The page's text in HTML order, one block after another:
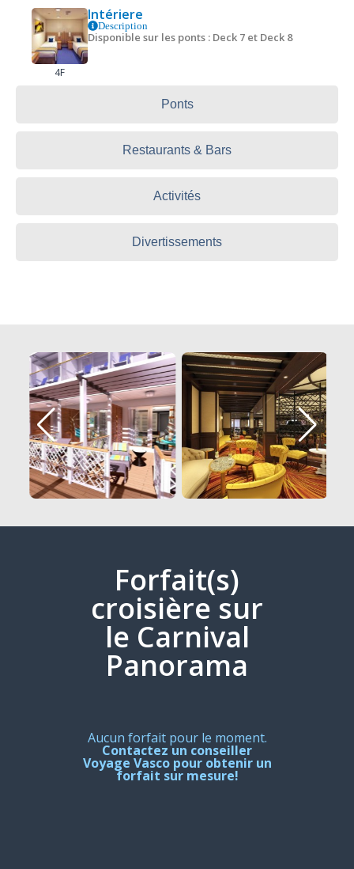
Ponts
Restaurants & Bars
Activités
Divertissements
4F
Intériere
Description
Disponible sur les ponts : Deck 7 et Deck 8
Forfait(s)
croisière sur
le Carnival
Panorama
Aucun forfait pour le moment.
Contactez un conseiller
Voyage Vasco pour obtenir un
forfait sur mesure!